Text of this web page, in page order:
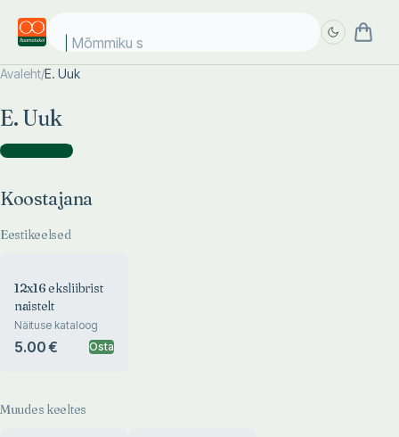
Mõmmiku su
Avaleht/E. Uuk
E. Uuk
Koostajana )
Koostajana
Eestikeelsed
12x16 eksliibrist
naistelt
Näituse kataloog
5.00 € Osta
Muudes keeltes